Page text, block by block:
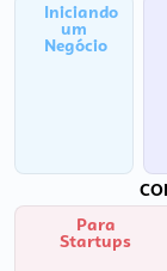
Iniciando
um
Negócio
Para
Startups